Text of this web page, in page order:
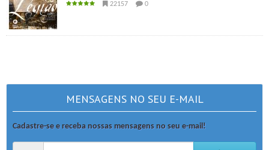
22157 0
MENSAGENS NO SEU E-MAIL
Cadastre-se e receba nossas mensagens no seu e-mail!